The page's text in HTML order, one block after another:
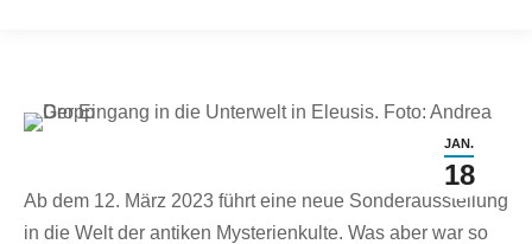
JAN.
18
Ab dem 12. März 2023 führt eine neue Sonderausstellung
in die Welt der antiken Mysterienkulte. Was aber war so